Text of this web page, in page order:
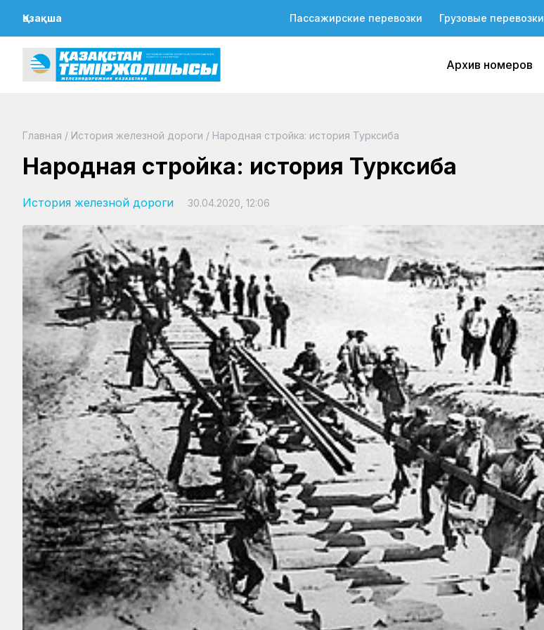
Қазақша Пассажирские перевозки Грузовые перевозки
Архив номеров
Главная / История железной дороги / Народная стройка: история Турксиба
Народная стройка: история Турксиба
История железной дороги 30.04.2020, 12:06